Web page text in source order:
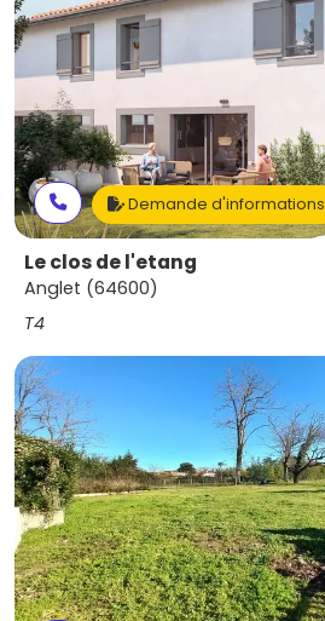
Demande d'informations
Le clos de l'etang
Anglet (64600)
T4